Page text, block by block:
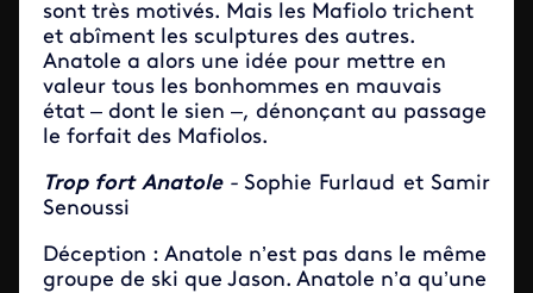
sont très motivés. Mais les Mafiolo trichent
et abîment les sculptures des autres.
Anatole a alors une idée pour mettre en
valeur tous les bonhommes en mauvais
état – dont le sien –, dénonçant au passage
le forfait des Mafiolos.
Trop fort Anatole - Sophie Furlaud et Samir
Senoussi
Déception : Anatole n’est pas dans le même
groupe de ski que Jason. Anatole n’a qu’une